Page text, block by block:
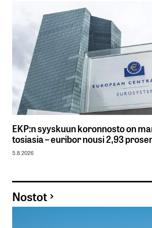
EKP:n syyskuun koronnosto on
tosiasia – euribor nousi 2,93
5.8.2026
Nostot